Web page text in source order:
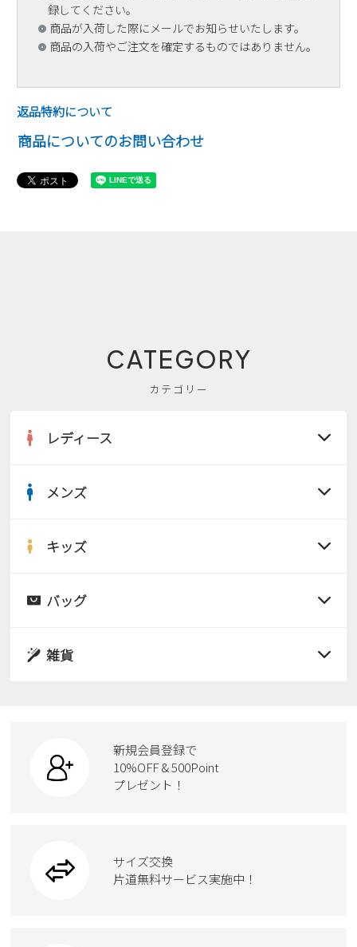
録してください。
商品が入荷した際にメールでお知らせいたします。
商品の入荷やご注文を確定するものではありません。
返品特約について
商品についてのお問い合わせ
CATEGORY
カテゴリー
レディース
サンダル
スニーカー
カジュアルシューズ
ワークシューズ
ウェア
メンズ
サンダル
ローファー
ブーツ
キッズ
サンダル
スクール
バッグ
ボディバッグ
ハンドバッグ
トートバッグ
雑貨
ケア用品
新規会員登録で
10%OFF & 500Point
プレゼント！
サイズ交換
片道無料サービス実施中！